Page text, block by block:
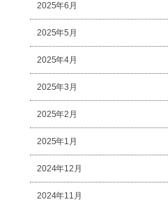
2025年6月
2025年5月
2025年4月
2025年3月
2025年2月
2025年1月
2024年12月
2024年11月